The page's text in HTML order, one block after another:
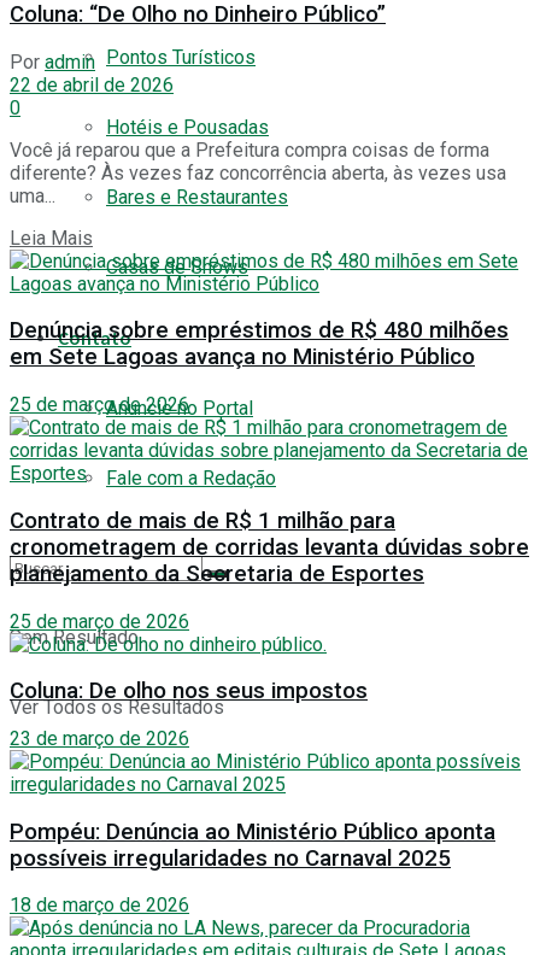
Pontos Turísticos
Hotéis e Pousadas
Bares e Restaurantes
Casas de Shows
Contato
Anuncie no Portal
Fale com a Redação
Sem Resultado
Ver Todos os Resultados
Coluna: “De Olho no Dinheiro Público”
Por admin
22 de abril de 2026
0
Você já reparou que a Prefeitura compra coisas de forma
diferente? Às vezes faz concorrência aberta, às vezes usa
uma...
Leia Mais
Denúncia sobre empréstimos de R$ 480 milhões
em Sete Lagoas avança no Ministério Público
25 de março de 2026
Contrato de mais de R$ 1 milhão para
cronometragem de corridas levanta dúvidas sobre
planejamento da Secretaria de Esportes
25 de março de 2026
Coluna: De olho nos seus impostos
23 de março de 2026
Pompéu: Denúncia ao Ministério Público aponta
possíveis irregularidades no Carnaval 2025
18 de março de 2026